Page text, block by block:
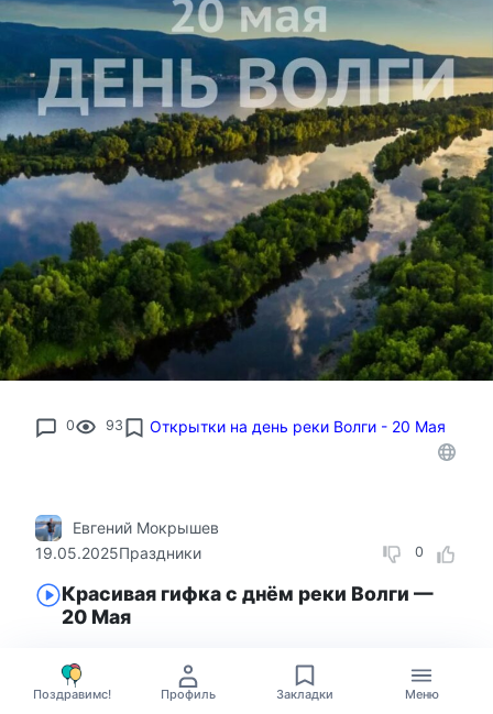
0 93 Открытки на день реки Волги - 20 Мая
0
Евгений Мокрышев
19.05.2025Праздники
Красивая гифка с днём реки Волги —
20 Мая
Поздравимс! Профиль Закладки Меню